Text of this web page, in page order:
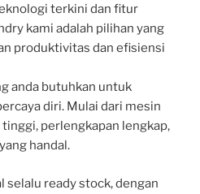
terkini dan fitur
kami adalah pilihan yang
produktivitas dan efisiensi
anda butuhkan untuk
diri. Mulai dari mesin
perlengkapan lengkap,
handal.
selalu ready stock, dengan